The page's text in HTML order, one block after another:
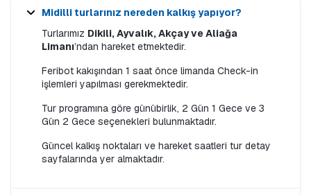
Midilli turlarınız nereden kalkış yapıyor?
Turlarımız Dikili, Ayvalık, Akçay ve Aliağa
Limanı’ndan hareket etmektedir.
Feribot kakışından 1 saat önce limanda Check-in
işlemleri yapılması gerekmektedir.
Tur programına göre günübirlik, 2 Gün 1 Gece ve 3
Gün 2 Gece seçenekleri bulunmaktadır.
Güncel kalkış noktaları ve hareket saatleri tur detay
sayfalarında yer almaktadır.